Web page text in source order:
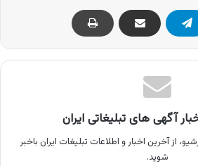
آگهی های تبلیغاتی ایران
از آخرین اخبار و اطلاعات تبلیغات ایران باخبر
شوید.